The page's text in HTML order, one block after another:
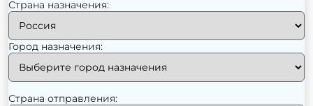
Страна назначения:
Город назначения:
Страна отправления: